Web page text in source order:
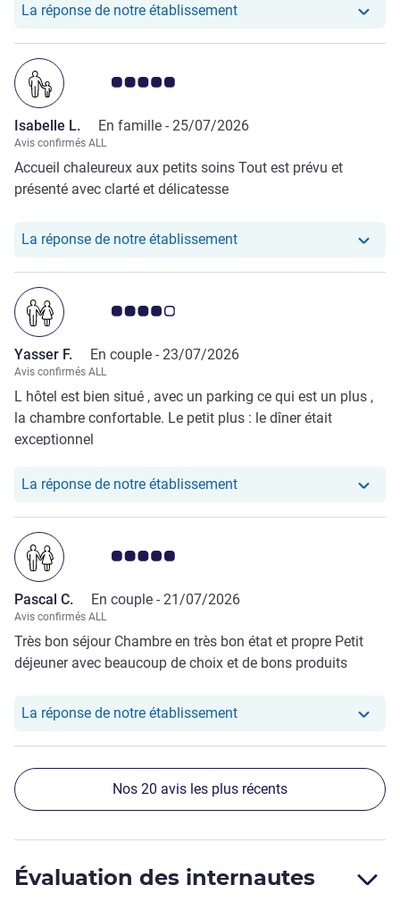
La réponse de notre établissementNotre hôtel a repondu au
Note Avis clients 5.0/5
Isabelle L. En famille - 25/07/2026
Avis confirmés ALL
Accueil chaleureux aux petits soins Tout est prévu et
présenté avec clarté et délicatesse
La réponse de notre établissementNotre hôtel a repondu au
Note Avis clients 4.0/5
Yasser F. En couple - 23/07/2026
Avis confirmés ALL
L hôtel est bien situé , avec un parking ce qui est un plus ,
la chambre confortable. Le petit plus : le dîner était
exceptionnel
La réponse de notre établissementNotre hôtel a repondu au
Note Avis clients 5.0/5
Pascal C. En couple - 21/07/2026
Avis confirmés ALL
Très bon séjour Chambre en très bon état et propre Petit
déjeuner avec beaucoup de choix et de bons produits
La réponse de notre établissementNotre hôtel a repondu au
Nos 20 avis les plus récents
Évaluation des internautes